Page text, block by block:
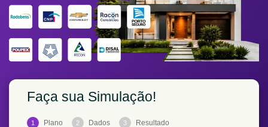
Faça sua Simulação!
1 Plano 2 Dados 3 Resultado